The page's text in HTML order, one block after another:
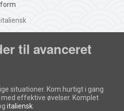
italiensk
til avanceret
situationer. Kom hurtigt i gang
effektive øvelser. Komplet
italiensk